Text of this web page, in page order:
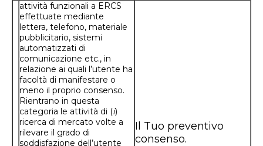
attività funzionali a ERCS
effettuate mediante
lettera, telefono, materiale
pubblicitario, sistemi
automatizzati di
comunicazione etc., in
relazione ai quali l’utente ha
facoltà di manifestare o
meno il proprio consenso.
Rientrano in questa
categoria le attività di (i)
ricerca di mercato volte a
rilevare il grado di
soddisfazione dell’utente
Il Tuo preventivo
consenso.